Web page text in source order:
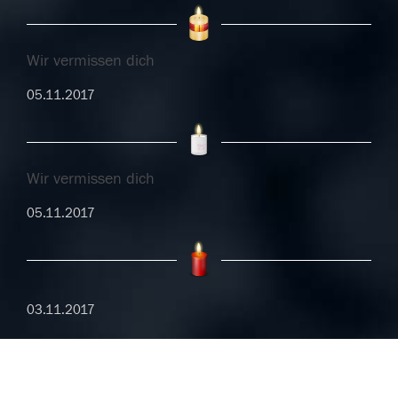
Wir vermissen dich
05.11.2017
Wir vermissen dich
05.11.2017
03.11.2017